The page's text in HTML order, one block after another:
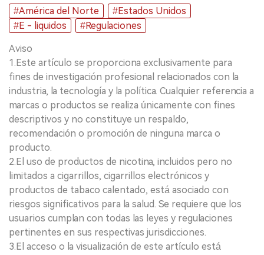
#América del Norte
#Estados Unidos
#E - liquidos
#Regulaciones
Aviso
1.Este artículo se proporciona exclusivamente para
fines de investigación profesional relacionados con la
industria, la tecnología y la política. Cualquier referencia a
marcas o productos se realiza únicamente con fines
descriptivos y no constituye un respaldo,
recomendación o promoción de ninguna marca o
producto.
2.El uso de productos de nicotina, incluidos pero no
limitados a cigarrillos, cigarrillos electrónicos y
productos de tabaco calentado, está asociado con
riesgos significativos para la salud. Se requiere que los
usuarios cumplan con todas las leyes y regulaciones
pertinentes en sus respectivas jurisdicciones.
3.El acceso o la visualización de este artículo está